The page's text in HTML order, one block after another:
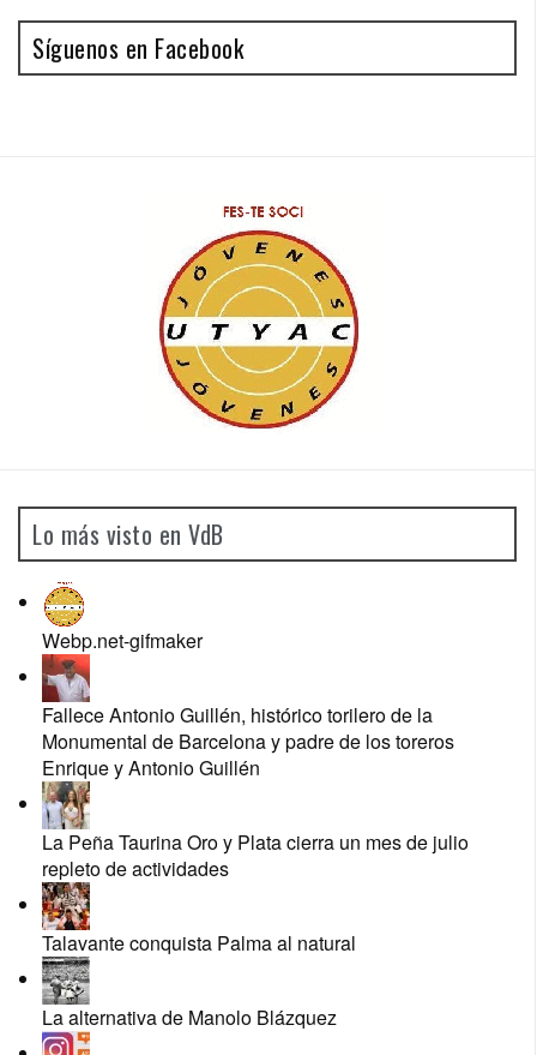
Síguenos en Facebook
Lo más visto en VdB
Webp.net-gifmaker
Fallece Antonio Guillén, histórico torilero de la
Monumental de Barcelona y padre de los toreros
Enrique y Antonio Guillén
La Peña Taurina Oro y Plata cierra un mes de julio
repleto de actividades
Talavante conquista Palma al natural
La alternativa de Manolo Blázquez